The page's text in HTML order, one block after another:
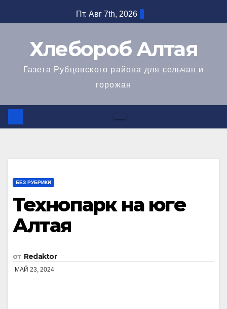
к
Пт. Авг 7th, 2026
Хлебороб Алтая
Газета Рубцовского района для сельчан и
горожан
БЕЗ РУБРИКИ
Технопарк на юге
Алтая
от Redaktor
МАЙ 23, 2024